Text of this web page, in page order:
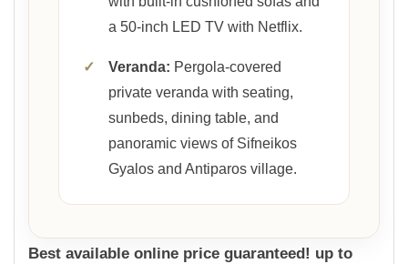
a 50-inch LED TV with Netflix.
✓ Veranda: Pergola-covered
private veranda with seating,
sunbeds, dining table, and
panoramic views of Sifneikos
Gyalos and Antiparos village.
Best available online price guaranteed! up to